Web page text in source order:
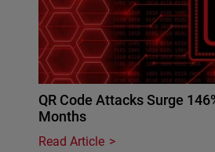
QR Code Attacks Surge
Months
Read Article